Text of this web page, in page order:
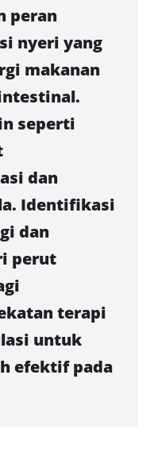
peran
nyeri yang
makanan
seperti
dan
Identifikasi
dan
perut
terapi
untuk
efektif pada